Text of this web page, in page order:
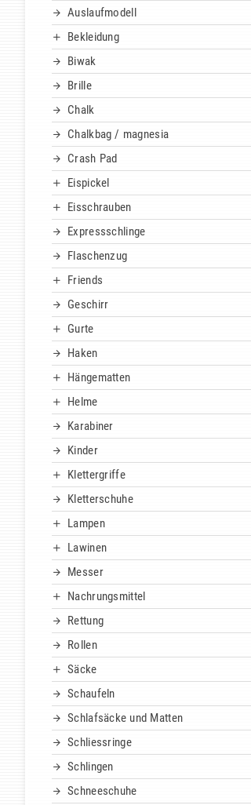
Auslaufmodell
Bekleidung
Biwak
Brille
Chalk
Chalkbag / magnesia
Crash Pad
Eispickel
Eisschrauben
Expressschlinge
Flaschenzug
Friends
Geschirr
Gurte
Haken
Hängematten
Helme
Karabiner
Kinder
Klettergriffe
Kletterschuhe
Lampen
Lawinen
Messer
Nachrungsmittel
Rettung
Rollen
Säcke
Schaufeln
Schlafsäcke und Matten
Schliessringe
Schlingen
Schneeschuhe